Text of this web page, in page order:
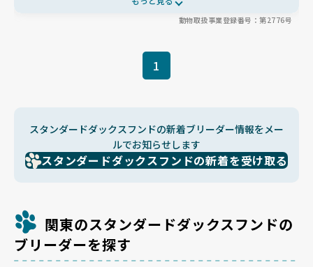
れた子たちは、家族にすぐ馴染むパートナーです😊
動物取扱事業登録番号：第2776号
1
スタンダードダックスフンドの新着ブリーダー情報をメー
ルでお知らせします
スタンダードダックスフンドの新着を受け取る
関東のスタンダードダックスフンドの
ブリーダーを探す